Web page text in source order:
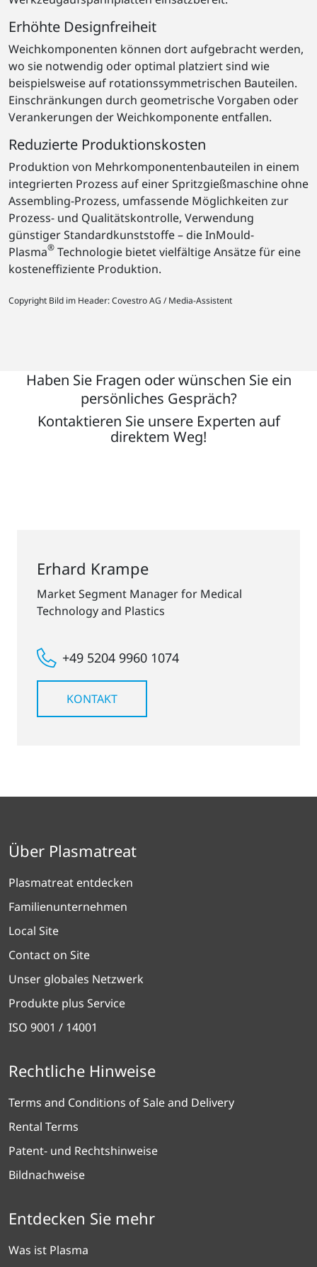
Erhöhte Designfreiheit
Weichkomponenten können dort aufgebracht werden,
wo sie notwendig oder optimal platziert sind wie
beispielsweise auf rotationssymmetrischen Bauteilen.
Einschränkungen durch geometrische Vorgaben oder
Verankerungen der Weichkomponente entfallen.
Reduzierte Produktionskosten
Produktion von Mehrkomponentenbauteilen in einem
integrierten Prozess auf einer Spritzgießmaschine ohne
Assembling-Prozess, umfassende Möglichkeiten zur
Prozess- und Qualitätskontrolle, Verwendung
günstiger Standardkunststoffe – die InMould-
Plasma® Technologie bietet vielfältige Ansätze für eine
kosteneffiziente Produktion.
Copyright Bild im Header: Covestro AG / Media-Assistent
Haben Sie Fragen oder wünschen Sie ein
persönliches Gespräch?
Kontaktieren Sie unsere Experten auf
direktem Weg!
Erhard Krampe
Market Segment Manager for Medical
Technology and Plastics
+49 5204 9960 1074
KONTAKT
Über Plasmatreat
Plasmatreat entdecken
Familienunternehmen
Local Site
Contact on Site
Unser globales Netzwerk
Produkte plus Service
ISO 9001 / 14001
Rechtliche Hinweise
Terms and Conditions of Sale and Delivery
Rental Terms
Patent- und Rechtshinweise
Bildnachweise
Entdecken Sie mehr
Was ist Plasma